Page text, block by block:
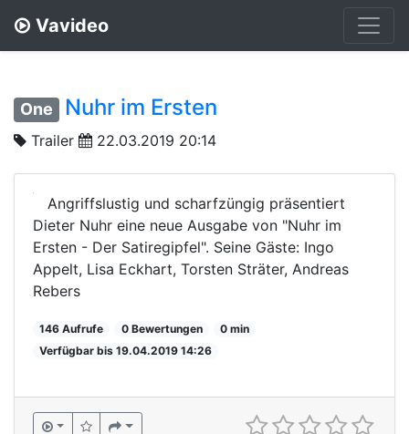
Vavideo
One Nuhr im Ersten
Trailer 22.03.2019 20:14
Angriffslustig und scharfzüngig präsentiert
Dieter Nuhr eine neue Ausgabe von "Nuhr im
Ersten - Der Satiregipfel". Seine Gäste: Ingo
Appelt, Lisa Eckhart, Torsten Sträter, Andreas
Rebers
146 Aufrufe 0 Bewertungen
0 min
Verfügbar bis 19.04.2019 14:26